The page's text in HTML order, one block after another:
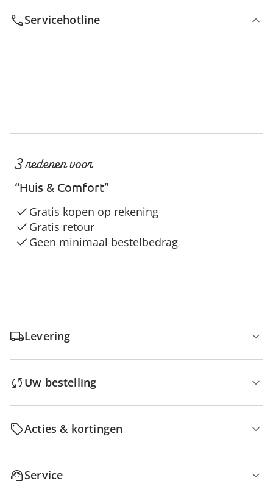
Servicehotline
3 redenen voor
“Huis & Comfort”
Gratis kopen op rekening
Gratis retour
Geen minimaal bestelbedrag
Levering
Uw bestelling
Acties & kortingen
Service